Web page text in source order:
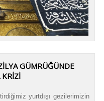
GÜMRÜĞÜNDE
KRIZI
yurtdışı gezilerimizin